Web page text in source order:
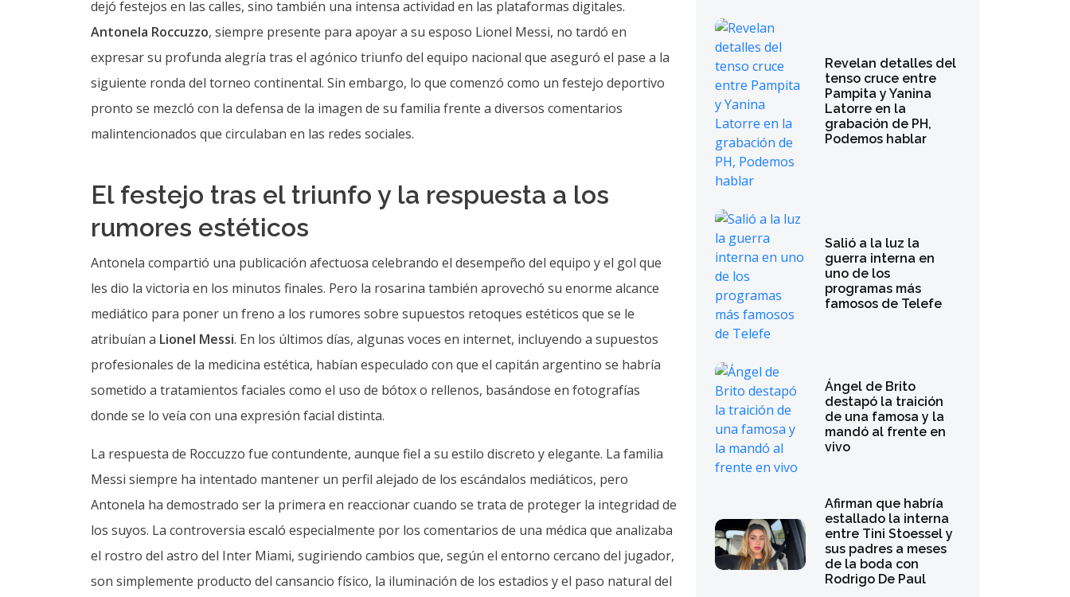
dejó festejos en las calles, sino también una intensa actividad en las plataformas digitales.
Antonela Roccuzzo, siempre presente para apoyar a su esposo Lionel Messi, no tardó en
expresar su profunda alegría tras el agónico triunfo del equipo nacional que aseguró el pase a la
siguiente ronda del torneo continental. Sin embargo, lo que comenzó como un festejo deportivo
pronto se mezcló con la defensa de la imagen de su familia frente a diversos comentarios
malintencionados que circulaban en las redes sociales.
El festejo tras el triunfo y la respuesta a los
rumores estéticos
Antonela compartió una publicación afectuosa celebrando el desempeño del equipo y el gol que
les dio la victoria en los minutos finales. Pero la rosarina también aprovechó su enorme alcance
mediático para poner un freno a los rumores sobre supuestos retoques estéticos que se le
atribuían a Lionel Messi. En los últimos días, algunas voces en internet, incluyendo a supuestos
profesionales de la medicina estética, habían especulado con que el capitán argentino se habría
sometido a tratamientos faciales como el uso de bótox o rellenos, basándose en fotografías
donde se lo veía con una expresión facial distinta.
La respuesta de Roccuzzo fue contundente, aunque fiel a su estilo discreto y elegante. La familia
Messi siempre ha intentado mantener un perfil alejado de los escándalos mediáticos, pero
Antonela ha demostrado ser la primera en reaccionar cuando se trata de proteger la integridad de
los suyos. La controversia escaló especialmente por los comentarios de una médica que analizaba
el rostro del astro del Inter Miami, sugiriendo cambios que, según el entorno cercano del jugador,
son simplemente producto del cansancio físico, la iluminación de los estadios y el paso natural del
Revelan detalles del
tenso cruce entre
Pampita y Yanina
Latorre en la
grabación de PH,
Podemos hablar
Salió a la luz la
guerra interna en
uno de los
programas más
famosos de Telefe
Ángel de Brito
destapó la traición
de una famosa y la
mandó al frente en
vivo
Afirman que habría
estallado la interna
entre Tini Stoessel y
sus padres a meses
de la boda con
Rodrigo De Paul